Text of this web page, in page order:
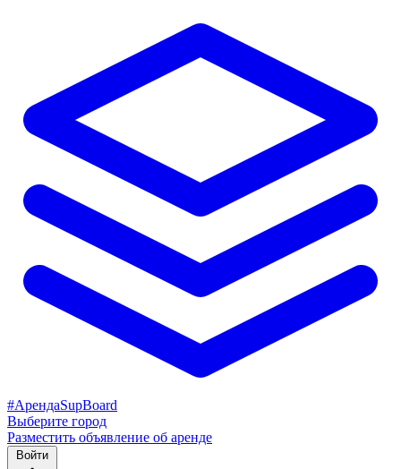
#АрендаSupBoard
Выберите город
Разместить объявление об аренде
Войти